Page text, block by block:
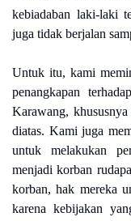
kebiadaban laki-laki
juga tidak berjalan
Untuk itu, kami
penangkapan
Karawang,
diatas. Kami juga
untuk melakukan
menjadi korban
korban, hak mereka
karena kebijakan